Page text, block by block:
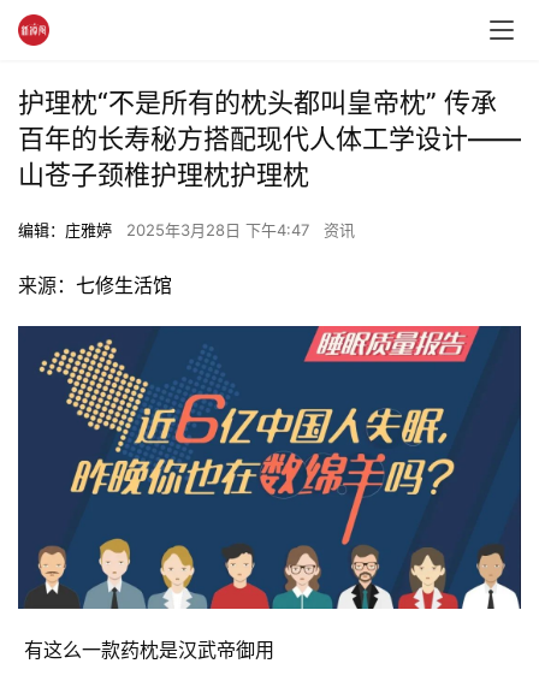
护理枕“不是所有的枕头都叫皇帝枕” 传承
百年的长寿秘方搭配现代人体工学设计——
山苍子颈椎护理枕护理枕
编辑：庄雅婷 2025年3月28日 下午4:47 资讯
来源： 七修生活馆
有这么一款药枕是汉武帝御用